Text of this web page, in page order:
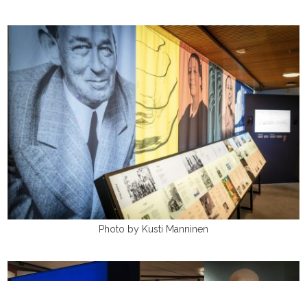
Photo by Kusti Manninen